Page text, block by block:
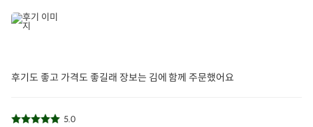
후기도 좋고 가격도 좋길래 장보는 김에 함께 주문했어요
5.0